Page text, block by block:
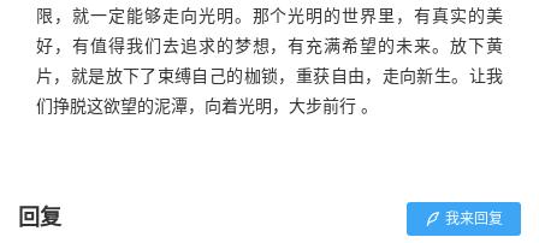
限，就一定能够走向光明。那个光明的世界里，有真实的美
好，有值得我们去追求的梦想，有充满希望的未来。放下黄
片，就是放下了束缚自己的枷锁，重获自由，走向新生。让我
们挣脱这欲望的泥潭，向着光明，大步前行 。
回复 我来回复